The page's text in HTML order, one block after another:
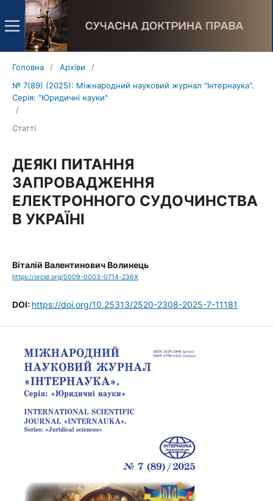
Головна / Архіви
/
№ 7(89) (2025): Міжнародний науковий журнал "Інтернаука".
Серія: "Юридичні науки"
/
Статті
ДЕЯКІ ПИТАННЯ
ЗАПРОВАДЖЕННЯ
ЕЛЕКТРОННОГО СУДОЧИНСТВА
В УКРАЇНІ
Віталій Валентинович Волинець
https://orcid.org/0009-0003-0714-236X
DOI: https://doi.org/10.25313/2520-2308-2025-7-11181